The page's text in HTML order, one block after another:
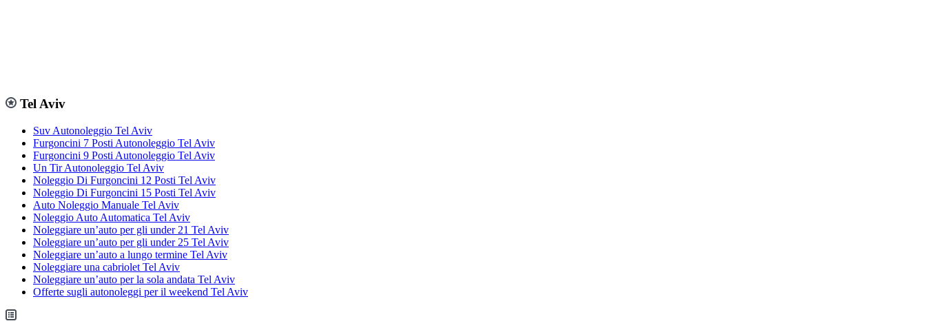
Tel Aviv
Suv Autonoleggio Tel Aviv
Furgoncini 7 Posti Autonoleggio Tel Aviv
Furgoncini 9 Posti Autonoleggio Tel Aviv
Un Tir Autonoleggio Tel Aviv
Noleggio Di Furgoncini 12 Posti Tel Aviv
Noleggio Di Furgoncini 15 Posti Tel Aviv
Auto Noleggio Manuale Tel Aviv
Noleggio Auto Automatica Tel Aviv
Noleggiare un’auto per gli under 21 Tel Aviv
Noleggiare un’auto per gli under 25 Tel Aviv
Noleggiare un’auto a lungo termine Tel Aviv
Noleggiare una cabriolet Tel Aviv
Noleggiare un’auto per la sola andata Tel Aviv
Offerte sugli autonoleggi per il weekend Tel Aviv